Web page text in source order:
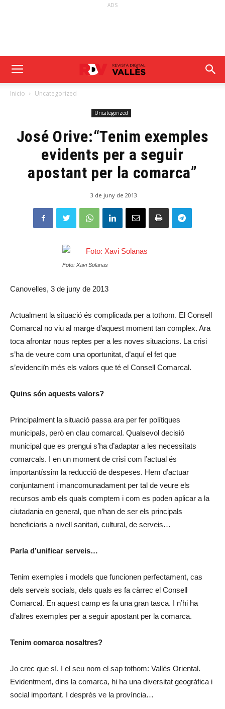
ADS
Inicio Uncategorized
Uncategorized
José Orive:“Tenim exemples
evidents per a seguir
apostant per la comarca”
3 de juny de 2013
Foto: Xavi Solanas
Canovelles, 3 de juny de 2013
Actualment la situació és complicada per a tothom. El Consell
Comarcal no viu al marge d’aquest moment tan complex. Ara
toca afrontar nous reptes per a les noves situacions. La crisi
s’ha de veure com una oportunitat, d’aquí el fet que
s’evidenciïn més els valors que té el Consell Comarcal.
Quins són aquests valors?
Principalment la situació passa ara per fer polítiques
municipals, però en clau comarcal. Qualsevol decisió
municipal que es prengui s’ha d’adaptar a les necessitats
comarcals. I en un moment de crisi com l’actual és
importantíssim la reducció de despeses. Hem d’actuar
conjuntament i mancomunadament per tal de veure els
recursos amb els quals comptem i com es poden aplicar a la
ciutadania en general, que n’han de ser els principals
beneficiaris a nivell sanitari, cultural, de serveis…
Parla d’unificar serveis…
Tenim exemples i models que funcionen perfectament, cas
dels serveis socials, dels quals es fa càrrec el Consell
Comarcal. En aquest camp es fa una gran tasca. I n’hi ha
d’altres exemples per a seguir apostant per la comarca.
Tenim comarca nosaltres?
Jo crec que sí. I el seu nom el sap tothom: Vallès Oriental.
Evidentment, dins la comarca, hi ha una diversitat geogràfica i
social important. I després ve la província…